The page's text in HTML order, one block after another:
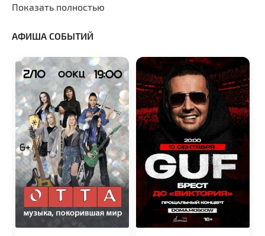
Показать полностью
АФИША СОБЫТИЙ